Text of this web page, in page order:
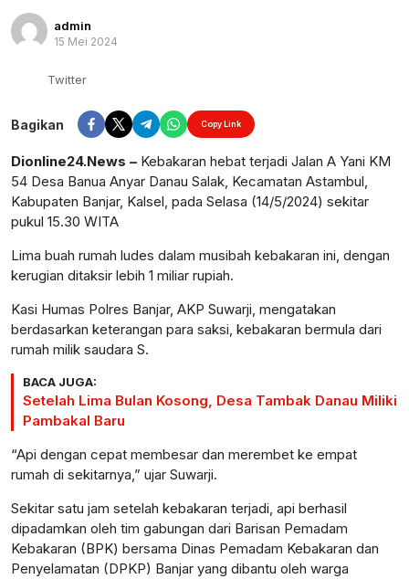
admin
15 Mei 2024
Twitter
Bagikan Copy Link
Dionline24.News – Kebakaran hebat terjadi Jalan A Yani KM
54 Desa Banua Anyar Danau Salak, Kecamatan Astambul,
Kabupaten Banjar, Kalsel, pada Selasa (14/5/2024) sekitar
pukul 15.30 WITA
Lima buah rumah ludes dalam musibah kebakaran ini, dengan
kerugian ditaksir lebih 1 miliar rupiah.
Kasi Humas Polres Banjar, AKP Suwarji, mengatakan
berdasarkan keterangan para saksi, kebakaran bermula dari
rumah milik saudara S.
BACA JUGA:
Setelah Lima Bulan Kosong, Desa Tambak Danau Miliki
Pambakal Baru
“Api dengan cepat membesar dan merembet ke empat
rumah di sekitarnya,” ujar Suwarji.
Sekitar satu jam setelah kebakaran terjadi, api berhasil
dipadamkan oleh tim gabungan dari Barisan Pemadam
Kebakaran (BPK) bersama Dinas Pemadam Kebakaran dan
Penyelamatan (DPKP) Banjar yang dibantu oleh warga